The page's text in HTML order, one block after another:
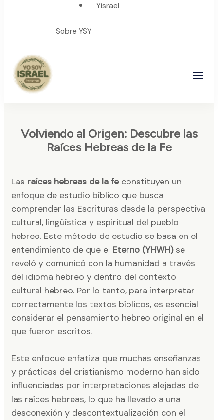
Yisrael
Sobre YSY
Volviendo al Origen: Descubre las
Raíces Hebreas de la Fe
Las raíces hebreas de la feconstituyen un
enfoque de estudio bíblico que busca
comprender las Escrituras desde la perspectiva
cultural, lingüística y espiritual del pueblo
hebreo. Este método de estudio se basa en el
entendimiento de que el Eterno (YHWH)se
reveló y comunicó con la humanidad a través
del idioma hebreo y dentro del contexto
cultural hebreo. Por lo tanto, para interpretar
correctamente los textos bíblicos, es esencial
considerar el pensamiento hebreo original en el
que fueron escritos.​
Este enfoque enfatiza que muchas enseñanzas
y prácticas del cristianismo moderno han sido
influenciadas por interpretaciones alejadas de
las raíces hebreas, lo que ha llevado a una
desconexión y descontextualización con el